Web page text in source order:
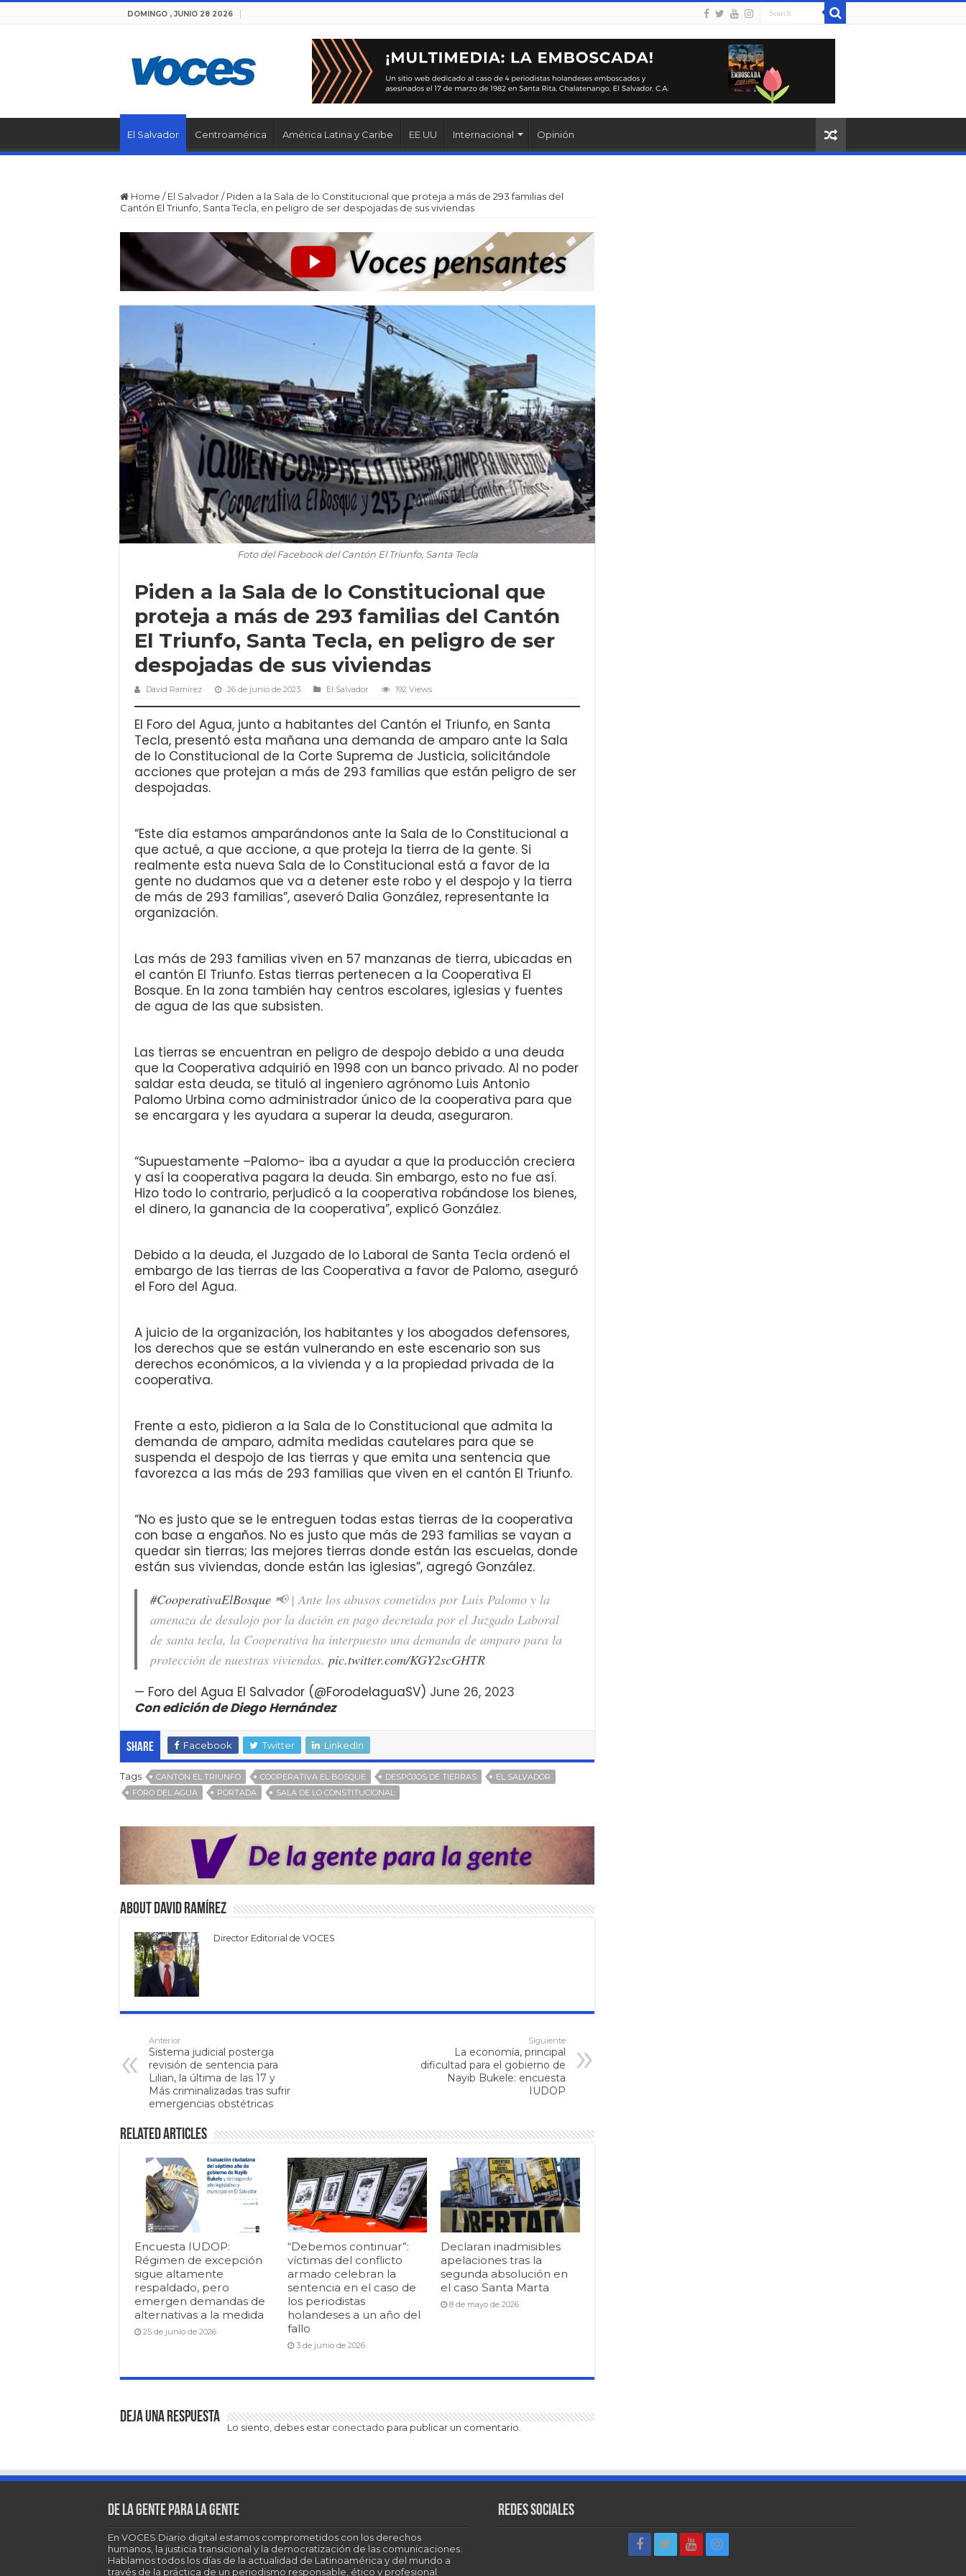
DOMINGO , JUNIO 28 2026
El Salvador Centroamérica América Latina y Caribe EE.UU Internacional Opinión
Home / El Salvador/ Piden a la Sala de lo Constitucional que proteja a más de 293 familias del
Cantón El Triunfo, Santa Tecla, en peligro de ser despojadas de sus viviendas
Foto del Facebook del Cantón El Triunfo, Santa Tecla
Piden a la Sala de lo Constitucional que
proteja a más de 293 familias del Cantón
El Triunfo, Santa Tecla, en peligro de ser
despojadas de sus viviendas
David Ramírez 26 de junio de 2023 El Salvador 192 Views
El Foro del Agua, junto a habitantes del Cantón el Triunfo, en Santa
Tecla, presentó esta mañana una demanda de amparo ante la Sala
de lo Constitucional de la Corte Suprema de Justicia, solicitándole
acciones que protejan a más de 293 familias que están peligro de ser
despojadas.
“Este día estamos amparándonos ante la Sala de lo Constitucional a
que actué, a que accione, a que proteja la tierra de la gente. Si
realmente esta nueva Sala de lo Constitucional está a favor de la
gente no dudamos que va a detener este robo y el despojo y la tierra
de más de 293 familias”, aseveró Dalia González, representante la
organización.
Las más de 293 familias viven en 57 manzanas de tierra, ubicadas en
el cantón El Triunfo. Estas tierras pertenecen a la Cooperativa El
Bosque. En la zona también hay centros escolares, iglesias y fuentes
de agua de las que subsisten.
Las tierras se encuentran en peligro de despojo debido a una deuda
que la Cooperativa adquirió en 1998 con un banco privado. Al no poder
saldar esta deuda, se tituló al ingeniero agrónomo Luis Antonio
Palomo Urbina como administrador único de la cooperativa para que
se encargara y les ayudara a superar la deuda, aseguraron.
“Supuestamente –Palomo- iba a ayudar a que la producción creciera
y así la cooperativa pagara la deuda. Sin embargo, esto no fue así.
Hizo todo lo contrario, perjudicó a la cooperativa robándose los bienes,
el dinero, la ganancia de la cooperativa”, explicó González.
Debido a la deuda, el Juzgado de lo Laboral de Santa Tecla ordenó el
embargo de las tierras de las Cooperativa a favor de Palomo, aseguró
el Foro del Agua.
A juicio de la organización, los habitantes y los abogados defensores,
los derechos que se están vulnerando en este escenario son sus
derechos económicos, a la vivienda y a la propiedad privada de la
cooperativa.
Frente a esto, pidieron a la Sala de lo Constitucional que admita la
demanda de amparo, admita medidas cautelares para que se
suspenda el despojo de las tierras y que emita una sentencia que
favorezca a las más de 293 familias que viven en el cantón El Triunfo.
“No es justo que se le entreguen todas estas tierras de la cooperativa
con base a engaños. No es justo que más de 293 familias se vayan a
quedar sin tierras; las mejores tierras donde están las escuelas, donde
están sus viviendas, donde están las iglesias”, agregó González.
#CooperativaElBosque 📢 | Ante los abusos cometidos por Luis Palomo y la
amenaza de desalojo por la dación en pago decretada por el Juzgado Laboral
de santa tecla, la Cooperativa ha interpuesto una demanda de amparo para la
protección de nuestras viviendas. pic.twitter.com/KGY2scGHTR
— Foro del Agua El Salvador (@ForodelaguaSV) June 26, 2023
Con edición de Diego Hernández
Share Facebook Twitter LinkedIn
Tags CANTÓN EL TRIUNFO COOPERATIVA EL BOSQUE DESPOJOS DE TIERRAS
EL SALVADOR
FORO DEL AGUA
PORTADA SALA DE LO CONSTITUCIONAL
About David Ramírez
Director Editorial de VOCES
Anterior
Sistema judicial posterga
revisión de sentencia para
Lilian, la última de las 17 y
Más criminalizadas tras sufrir
emergencias obstétricas
Siguiente
La economía, principal
dificultad para el gobierno de
Nayib Bukele: encuesta
IUDOP
Related Articles
Encuesta IUDOP:
Régimen de excepción
sigue altamente
respaldado, pero
emergen demandas de
alternativas a la medida
25 de junio de 2026
“Debemos continuar”:
víctimas del conflicto
armado celebran la
sentencia en el caso de
los periodistas
holandeses a un año del
fallo
3 de junio de 2026
Declaran inadmisibles
apelaciones tras la
segunda absolución en
el caso Santa Marta
8 de mayo de 2026
Deja una respuesta
Lo siento, debes estar conectado para publicar un comentario.
De la gente para la gente
En VOCES Diario digital estamos comprometidos con los derechos
humanos, la justicia transicional y la democratización de las comunicaciones.
Hablamos todos los días de la actualidad de Latinoamérica y del mundo a
través de la práctica de un periodismo responsable, ético y profesional.
Redes sociales